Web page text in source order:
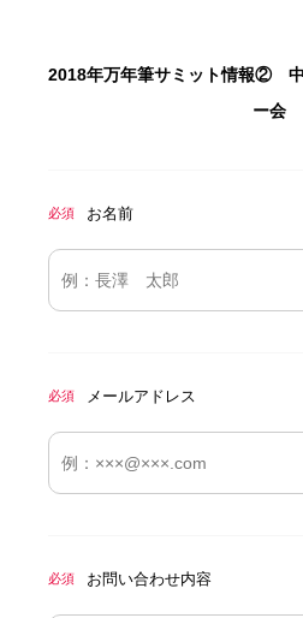
2018年万年筆サミット情報②
ー会
必須 お名前
必須 メールアドレス
必須 お問い合わせ内容